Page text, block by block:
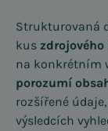
Strukturovaná
kus zdrojového
na konkrétním
porozumí
rozšířené
výsledcích